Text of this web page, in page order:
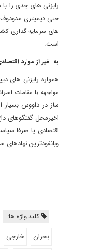
رایزنی های جدی را با
حتی دیمیتری
های سرمایه گذاری
است.
به غیر از موارد
همواره رایزنی های
مواجهه با مقامات
ساز در داووس
اخیرمحل گفتگوهای
اقتصادی یا صرفا
وبانفوذترین
کلید واژه ها:
بحران
خارجی